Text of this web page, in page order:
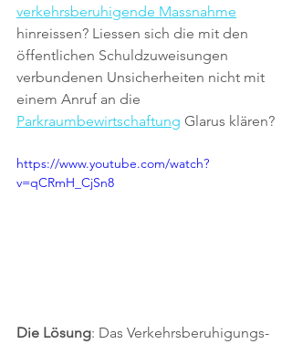
verkehrsberuhigende Massnahme
hinreissen? Liessen sich die mit den
öffentlichen Schuldzuweisungen
verbundenen Unsicherheiten nicht mit
einem Anruf an die
Parkraumbewirtschaftung Glarus klären?
https://www.youtube.com/watch?
v=qCRmH_CjSn8
Die Lösung: Das Verkehrsberuhigungs-